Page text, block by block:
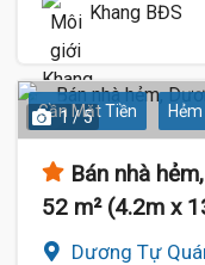
Khang BĐS
Gần Mặt Tiền
1 / 5
Bán nhà
52 m² (4.2m x
Dương Tự